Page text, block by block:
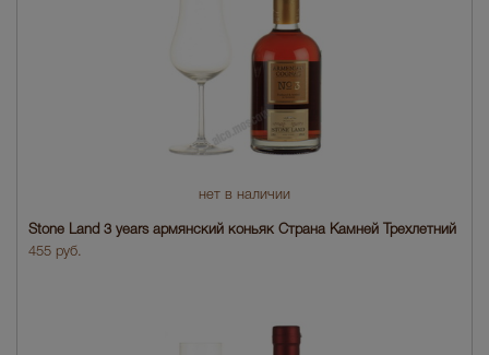
нет в наличии
Stone Land 3 years армянский коньяк Страна Камней Трехлетний
455 руб.